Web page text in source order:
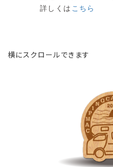
詳しくは こちら
横にスクロールできます